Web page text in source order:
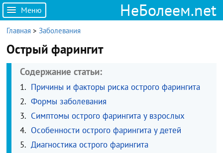
Меню НеБолеем.net
Главная >Заболевания
Острый фарингит
Содержание статьи:
Причины и факторы риска острого фарингита
Формы заболевания
Симптомы острого фарингита у взрослых
Особенности острого фарингита у детей
Диагностика острого фарингита